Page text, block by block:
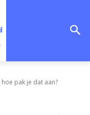
pak je dat aan?